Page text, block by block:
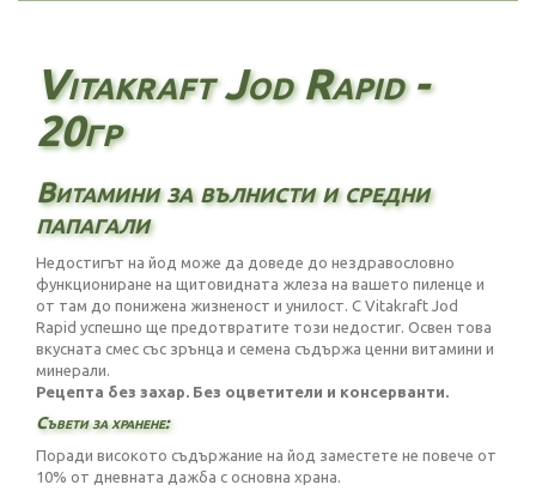
Vitakraft Jod Rapid -
20гр
Витамини за вълнисти и средни
папагали
Недостигът на йод може да доведе до нездравословно
функциониране на щитовидната жлеза на вашето пиленце и
от там до понижена жизненост и унилост. С Vitakraft Jod
Rapid успешно ще предотвратите този недостиг. Освен това
вкусната смес със зрънца и семена съдържа ценни витамини и
минерали.
Рецепта без захар. Без оцветители и консерванти.
Съвети за хранене:
Поради високото съдържание на йод заместете не повече от
10% от дневната дажба с основна храна.